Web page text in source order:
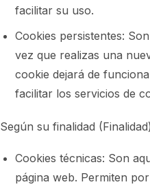
facilitar su uso.
Cookies persistentes:
vez que realizas una
cookie dejará de
facilitar los servicios de
Según su finalidad
Cookies técnicas: Son
página web. Permiten